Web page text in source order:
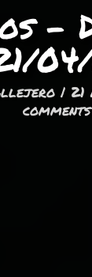
–
| 21
comments